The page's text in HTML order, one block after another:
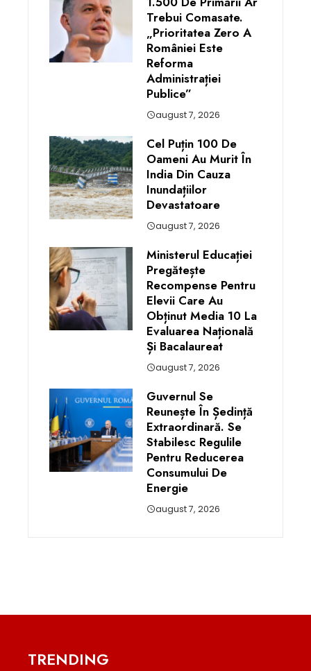
Trebui Comasate.
„Prioritatea Zero A
României Este
Reforma
Administrației
Publice”
august 7, 2026
Cel Puțin 100 De
Oameni Au Murit În
India Din Cauza
Inundațiilor
Devastatoare
august 7, 2026
Ministerul Educației
Pregătește
Recompense Pentru
Elevii Care Au
Obținut Media 10 La
Evaluarea Națională
Și Bacalaureat
august 7, 2026
Guvernul Se
Reunește În Ședință
Extraordinară. Se
Stabilesc Regulile
Pentru Reducerea
Consumului De
Energie
august 7, 2026
TRENDING